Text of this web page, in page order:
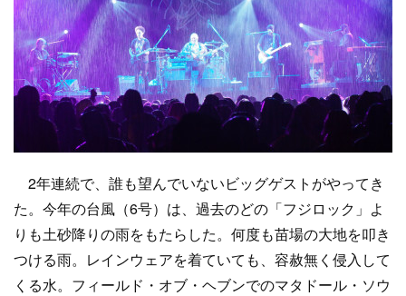
2年連続で、誰も望んでいないビッグゲストがやってき
た。今年の台風（6号）は、過去のどの「フジロック」よ
りも土砂降りの雨をもたらした。何度も苗場の大地を叩き
つける雨。レインウェアを着ていても、容赦無く侵入して
くる水。フィールド・オブ・ヘブンでのマタドール・ソウ